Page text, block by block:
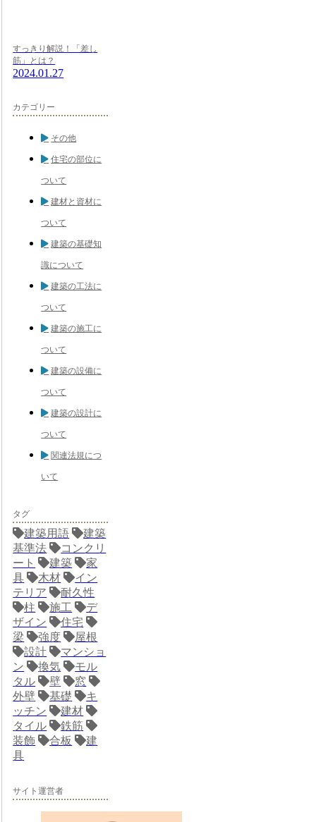
すっきり解説！「差し
筋」とは？
2024.01.27
カテゴリー
その他
住宅の部位に
ついて
建材と資材に
ついて
建築の基礎知
識について
建築の工法に
ついて
建築の施工に
ついて
建築の設備に
ついて
建築の設計に
ついて
関連法規につ
いて
タグ
建築用語
建築
基準法
コンクリ
ート
建築
家
具
木材
イン
テリア
耐久性
柱
施工
デ
ザイン
住宅
梁
強度
屋根
設計
マンショ
ン
換気
モル
タル
壁
窓
外壁
基礎
キ
ッチン
建材
タイル
鉄筋
装飾
合板
建
具
サイト運営者